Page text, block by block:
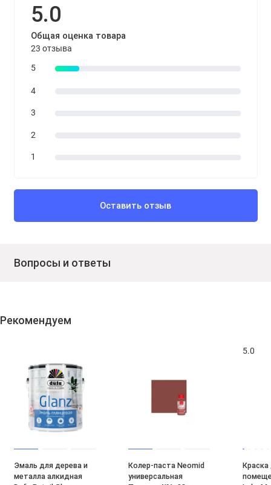
5.0
Общая оценка товара
23 отзыва
5
4
3
2
1
Оставить отзыв
Вопросы и ответы
Рекомендуем
Эмаль для дерева и
металла алкидная
Колер-паста Neomid
универсальная
5.0